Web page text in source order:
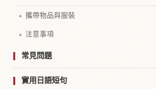
攜帶物品與服裝
注意事項
常見問題
實用日語短句